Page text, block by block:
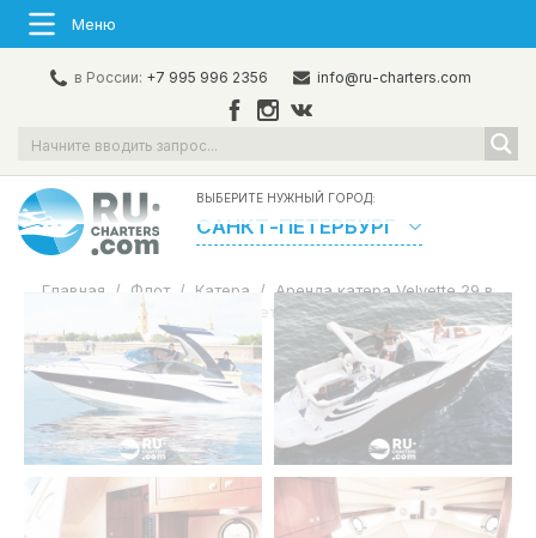
Меню
в России: +7 995 996 2356 info@ru-charters.com
ВЫБЕРИТЕ НУЖНЫЙ ГОРОД:
САНКТ-ПЕТЕРБУРГ
Главная / Флот / Катера / Аренда катера Velvette 29 в
Санкт-Петербурге